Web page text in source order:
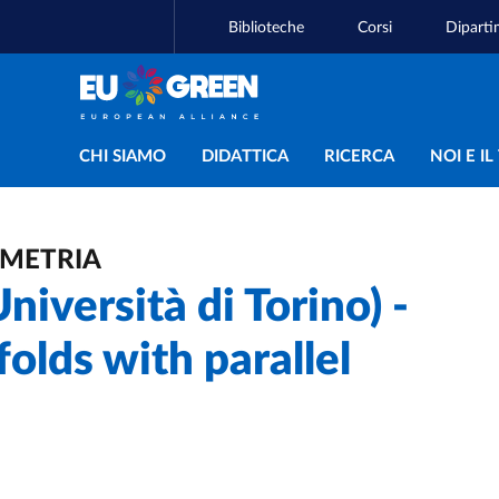
Biblioteche Corsi
Navigazione
CHI SIAMO DIDATTICA RICERCA NOI E IL
di Torino) -
with parallel